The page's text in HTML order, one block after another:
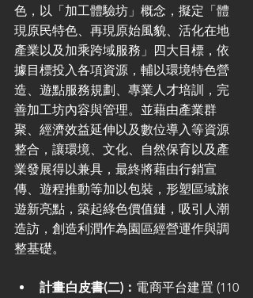
色，以「加工體驗坊」概念，擬定「體
現原民特色、再現原始風貌、活化在地
產業以及加乘跨域服務」四大目標，依
據目標投入各項資源，輔以環境特色營
造、遊點服務規劃、專業人才培訓，完
善加工坊內容與管理。並藉由產業群
聚、經濟效益延伸以及數位導入等資源
整合，讓環境、文化、自然保育以及產
業發展得以兼具，最終將藉由行銷宣
傳、遊程推動等加以包裝，形塑區域旅
遊新亮點，築起綠色價值鏈，吸引人潮
造訪，創造利潤作為園區經營運作與調
整基礎。
計畫白皮書(二)： 電商平台建置 (110